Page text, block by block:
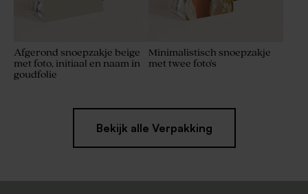
Afgerond snoepzakje beige
met foto, initiaal en naam in
goudfolie
Minimalistisch snoepzakje
met twee foto's
Bekijk alle Verpakking